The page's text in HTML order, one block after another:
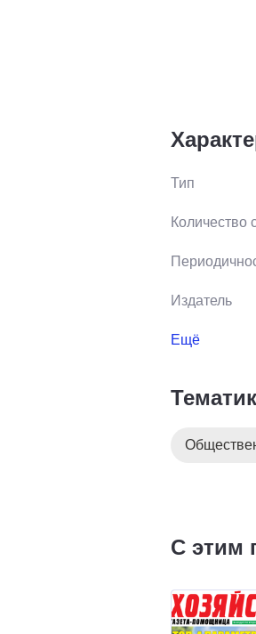
Тип
Количество
Издатель
Ещё
С этим